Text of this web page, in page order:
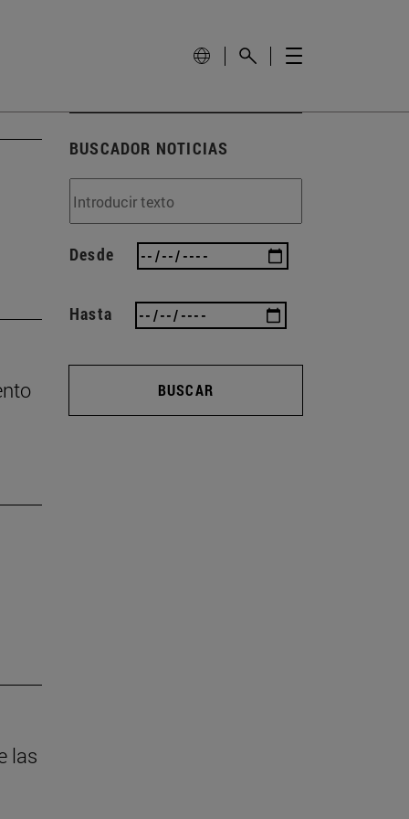
las
BUSCADOR NOTICIAS
Desde
Hasta
BUSCAR